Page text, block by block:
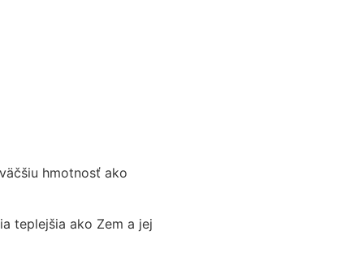
hmotnosť ako
teplejšia ako Zem a jej